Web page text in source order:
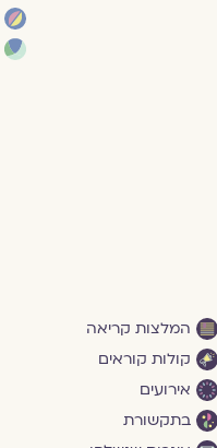
המלצות קריאה
קולות קוראים
אירועים
בתקשורת